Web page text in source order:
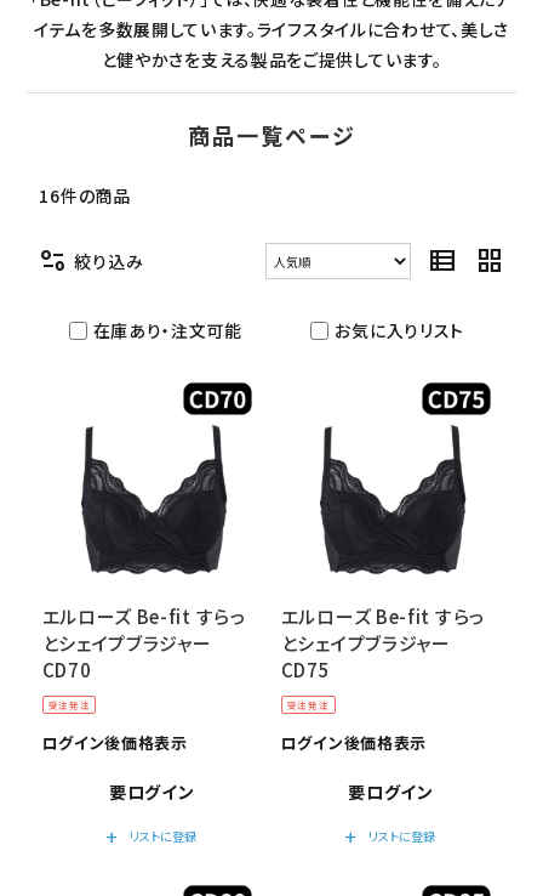
セミナー/契約関連
ブランド一覧
特定商取引法について
お問い合わせ
イテムを多数展開しています。ライフスタイルに合わせて、美しさ
と健やかさを支える製品をご提供しています。
商品一覧ページ
16件の商品
page_info 絞り込み view_list grid_view
在庫あり・注文可能 お気に入りリスト
受注発注
エルローズ Be-fit すらっ
とシェイプブラジャー
CD70
ログイン後価格表示
要ログイン
add
リストに登録
受注発注
エルローズ Be-fit すらっ
とシェイプブラジャー
CD75
ログイン後価格表示
要ログイン
add
リストに登録